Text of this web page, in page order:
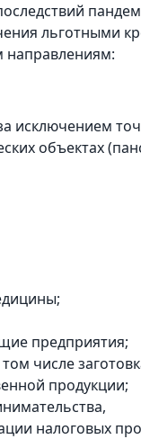
льготными
направлениям:
исключением
объектах
предприятия;
числе
продукции;
налоговых